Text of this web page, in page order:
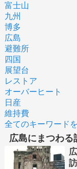
富士山
九州
博多
広島
避難所
四国
展望台
レストア
オーバーヒート
日産
維持費
全てのキーワード
広島にまつわる